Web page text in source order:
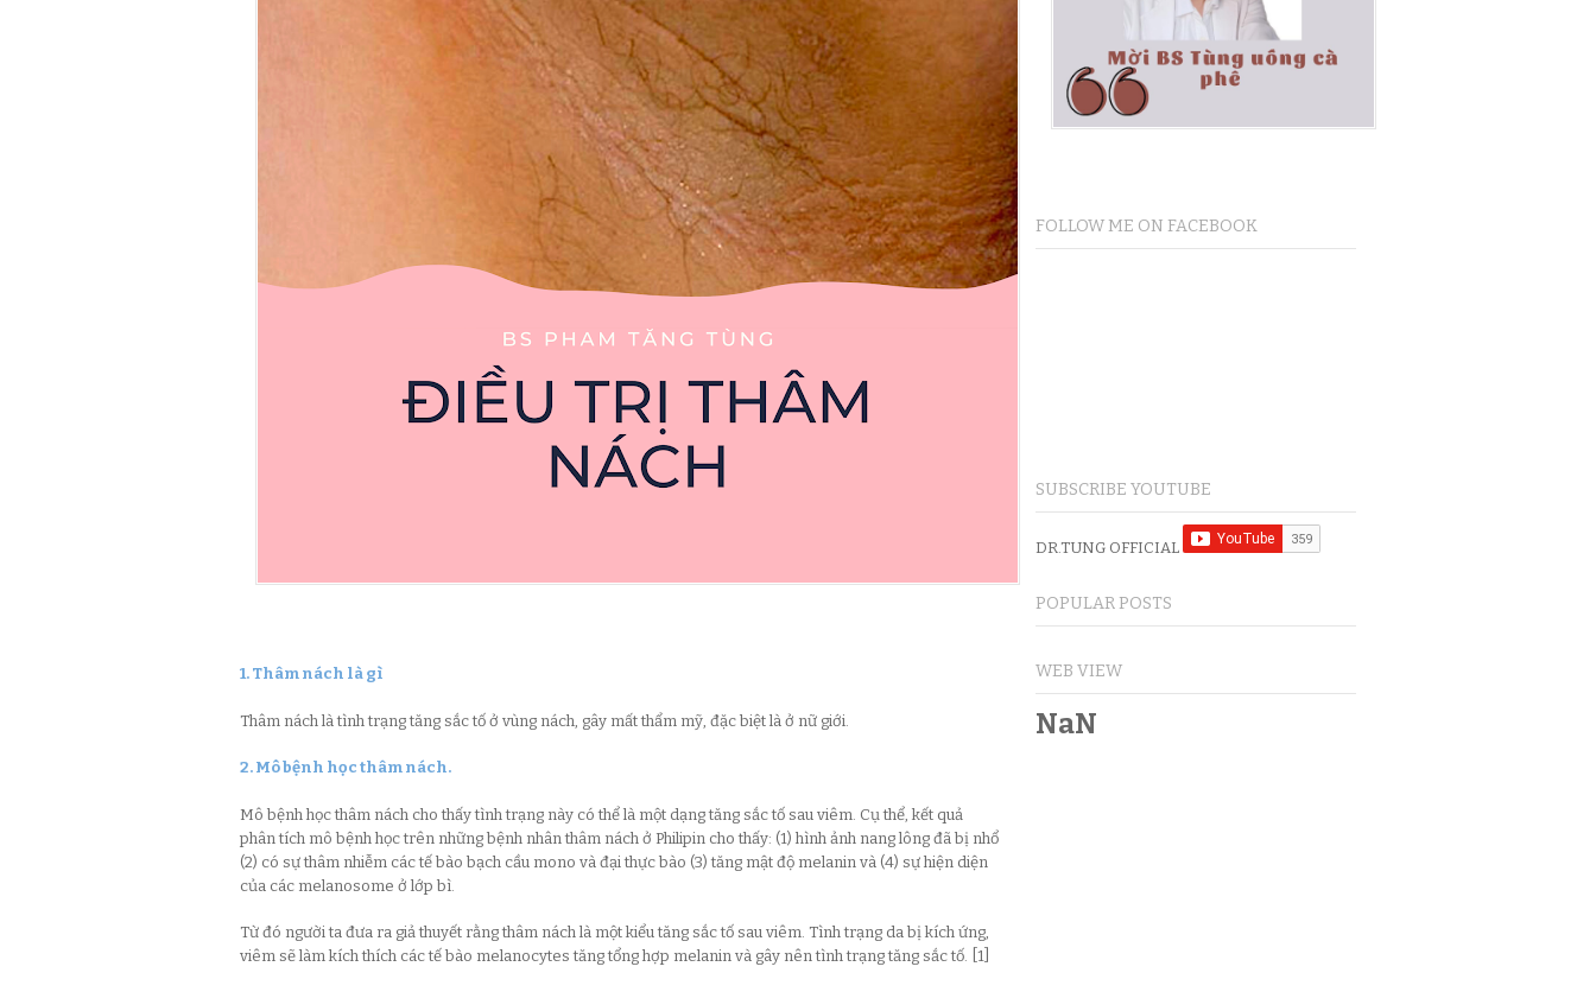
1. Thâm nách là gì
Thâm nách là tình trạng tăng sắc tố ở vùng nách, gây mất thẩm mỹ, đặc biệt là ở nữ giới.
2. Mô bệnh học thâm nách.
Mô bệnh học thâm nách cho thấy tình trạng này có thể là một dạng tăng sắc tố sau viêm. Cụ thể, kết quả
phân tích mô bệnh học trên những bệnh nhân thâm nách ở Philipin cho thấy: (1) hình ảnh nang lông đã bị nhổ
(2) có sự thâm nhiễm các tế bào bạch cầu mono và đại thực bào (3) tăng mật độ melanin và (4) sự hiện diện
của các melanosome ở lớp bì.
Từ đó người ta đưa ra giả thuyết rằng thâm nách là một kiểu tăng sắc tố sau viêm. Tình trạng da bị kích ứng,
viêm sẽ làm kích thích các tế bào melanocytes tăng tổng hợp melanin và gây nên tình trạng tăng sắc tố. [1]
FOLLOW ME ON FACEBOOK
SUBSCRIBE YOUTUBE
DR.TUNG OFFICIAL
POPULAR POSTS
WEB VIEW
NaN